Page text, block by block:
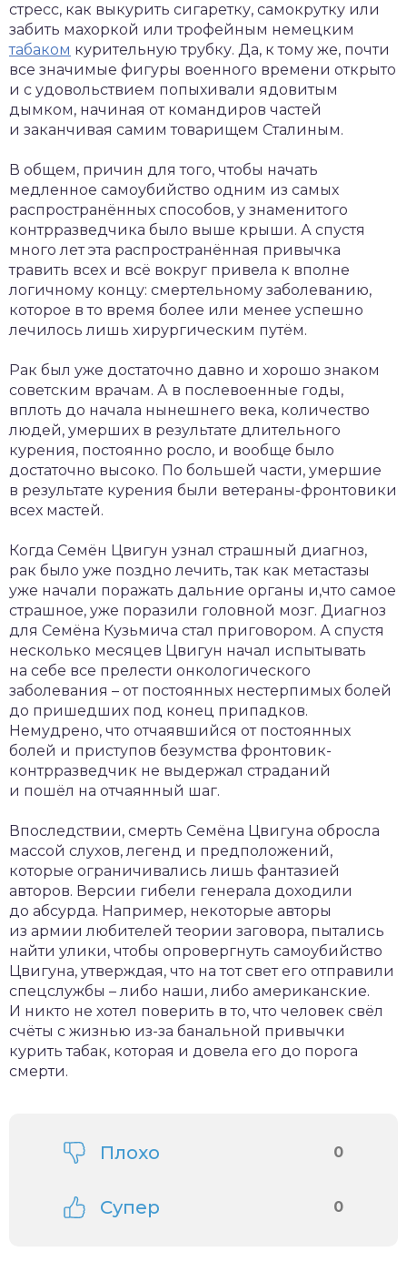
стресс, как выкурить сигаретку, самокрутку или
забить махоркой или трофейным немецким
табаком курительную трубку. Да, к тому же, почти
все значимые фигуры военного времени открыто
и с удовольствием попыхивали ядовитым
дымком, начиная от командиров частей
и заканчивая самим товарищем Сталиным.
В общем, причин для того, чтобы начать
медленное самоубийство одним из самых
распространённых способов, у знаменитого
контрразведчика было выше крыши. А спустя
много лет эта распространённая привычка
травить всех и всё вокруг привела к вполне
логичному концу: смертельному заболеванию,
которое в то время более или менее успешно
лечилось лишь хирургическим путём.
Рак был уже достаточно давно и хорошо знаком
советским врачам. А в послевоенные годы,
вплоть до начала нынешнего века, количество
людей, умерших в результате длительного
курения, постоянно росло, и вообще было
достаточно высоко. По большей части, умершие
в результате курения были ветераны-фронтовики
всех мастей.
Когда Семён Цвигун узнал страшный диагноз,
рак было уже поздно лечить, так как метастазы
уже начали поражать дальние органы и,что самое
страшное, уже поразили головной мозг. Диагноз
для Семёна Кузьмича стал приговором. А спустя
несколько месяцев Цвигун начал испытывать
на себе все прелести онкологического
заболевания – от постоянных нестерпимых болей
до пришедших под конец припадков.
Немудрено, что отчаявшийся от постоянных
болей и приступов безумства фронтовик-
контрразведчик не выдержал страданий
и пошёл на отчаянный шаг.
Впоследствии, смерть Семёна Цвигуна обросла
массой слухов, легенд и предположений,
которые ограничивались лишь фантазией
авторов. Версии гибели генерала доходили
до абсурда. Например, некоторые авторы
из армии любителей теории заговора, пытались
найти улики, чтобы опровергнуть самоубийство
Цвигуна, утверждая, что на тот свет его отправили
спецслужбы – либо наши, либо американские.
И никто не хотел поверить в то, что человек свёл
счёты с жизнью из-за банальной привычки
курить табак, которая и довела его до порога
смерти.
Плохо 0
Супер 0